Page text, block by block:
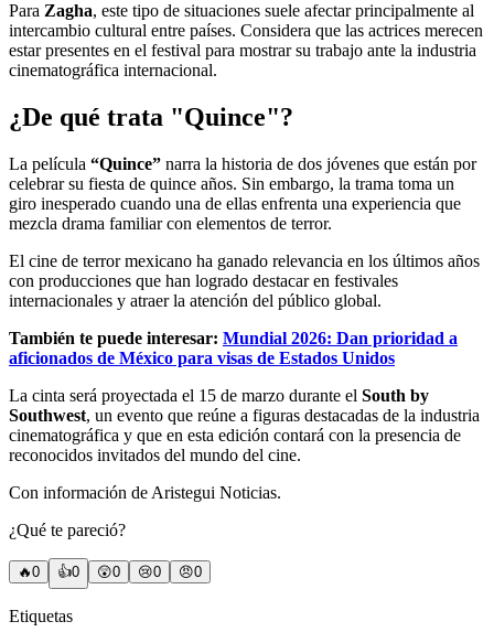
Para Zagha, este tipo de situaciones suele afectar principalmente al
intercambio cultural entre países. Considera que las actrices merecen
estar presentes en el festival para mostrar su trabajo ante la industria
cinematográfica internacional.
¿De qué trata "Quince"?
La película “Quince” narra la historia de dos jóvenes que están por
celebrar su fiesta de quince años. Sin embargo, la trama toma un
giro inesperado cuando una de ellas enfrenta una experiencia que
mezcla drama familiar con elementos de terror.
El cine de terror mexicano ha ganado relevancia en los últimos años
con producciones que han logrado destacar en festivales
internacionales y atraer la atención del público global.
También te puede interesar: Mundial 2026: Dan prioridad a
aficionados de México para visas de Estados Unidos
La cinta será proyectada el 15 de marzo durante el South by
Southwest, un evento que reúne a figuras destacadas de la industria
cinematográfica y que en esta edición contará con la presencia de
reconocidos invitados del mundo del cine.
Con información de Aristegui Noticias.
¿Qué te pareció?
🔥0 👍0 😲0 😢0 😠0
Etiquetas